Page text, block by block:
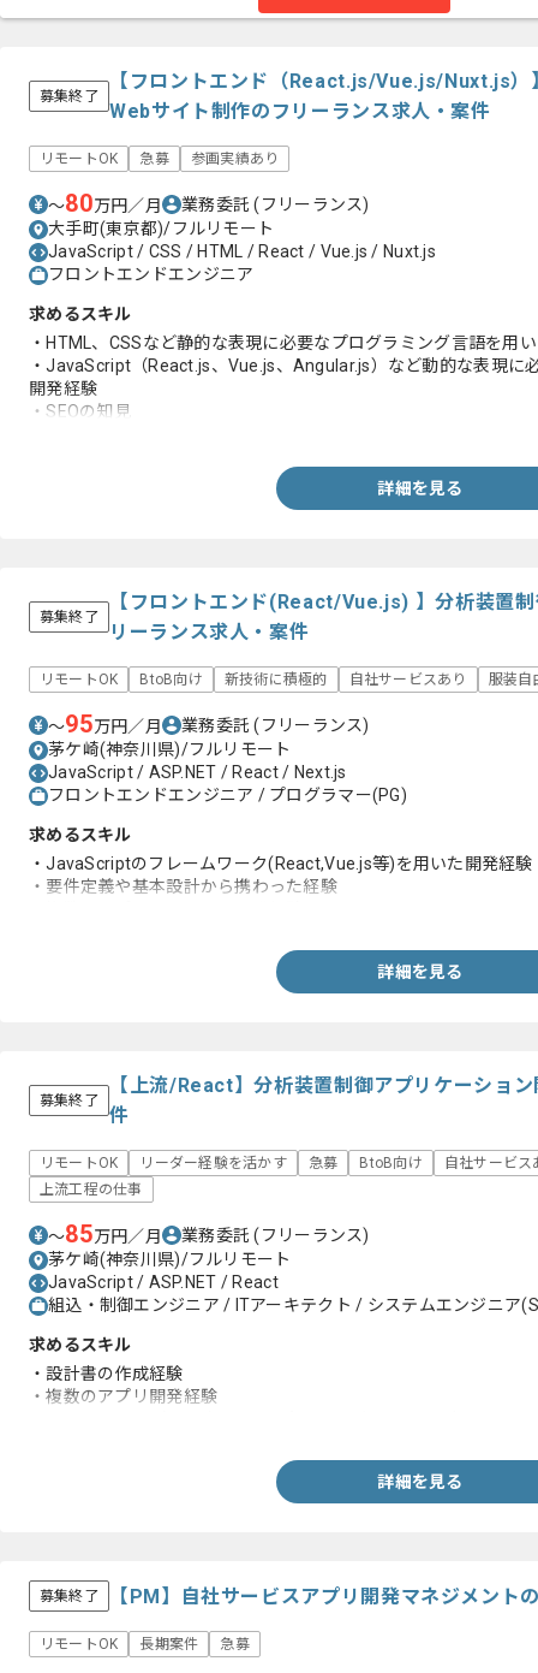
募集終了
【フロントエンド（React.js/Vue.js/Nuxt.js）
Webサイト制作のフリーランス求人・案件
リモートOK 急募 参画実績あり
〜80万円／月 業務委託(フリーランス)
大手町(東京都)/フルリモート
JavaScript / CSS / HTML / React / Vue.js / Nuxt.js
フロントエンドエンジニア
求めるスキル
・HTML、CSSなど静的な表現に必要なプログラミング言語を用
・JavaScript（React.js、Vue.js、Angular.js）など動的な表現に
開発経験
・SEOの知見
詳細を見る
募集終了
【フロントエンド(React/Vue.js) 】分析装置
リーランス求人・案件
リモートOK BtoB向け 新技術に積極的 自社サービスあり 服装自
〜95万円／月 業務委託(フリーランス)
茅ケ崎(神奈川県)/フルリモート
JavaScript / ASP.NET / React / Next.js
フロントエンドエンジニア / プログラマー(PG)
求めるスキル
・JavaScriptのフレームワーク(React,Vue.js等)を用いた開発経験
・要件定義や基本設計から携わった経験
詳細を見る
募集終了
【上流/React】分析装置制御アプリケーショ
件
リモートOK リーダー経験を活かす 急募 BtoB向け
自社サービス
上流工程の仕事
〜85万円／月 業務委託(フリーランス)
茅ケ崎(神奈川県)/フルリモート
JavaScript / ASP.NET / React
組込・制御エンジニア / ITアーキテクト / システムエンジニア
求めるスキル
・設計書の作成経験
・複数のアプリ開発経験
詳細を見る
募集終了 【PM】自社サービスアプリ開発マネジメント
リモートOK 長期案件 急募